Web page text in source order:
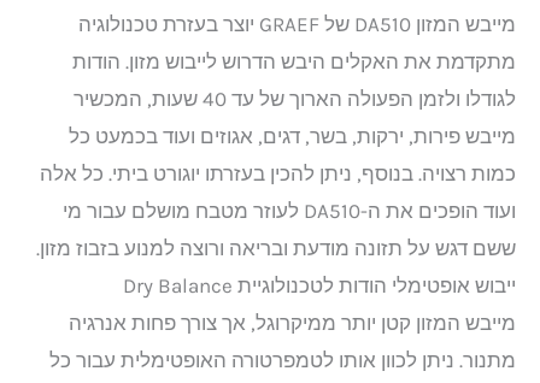
מייבש המזון DA510 של GRAEF יוצר בעזרת טכנולוגיה
מתקדמת את האקלים היבש הדרוש לייבוש מזון. הודות
לגודלו ולזמן הפעולה הארוך של עד 40 שעות, המכשיר
מייבש פירות, ירקות, בשר, דגים, אגוזים ועוד בכמעט כל
כמות רצויה. בנוסף, ניתן להכין בעזרתו יוגורט ביתי. כל אלה
ועוד הופכים את ה-DA510 לעוזר מטבח מושלם עבור מי
ששם דגש על תזונה מודעת ובריאה ורוצה למנוע בזבוז מזון.
ייבוש אופטימלי הודות לטכנולוגיית Dry Balance
מייבש המזון קטן יותר ממיקרוגל, אך צורך פחות אנרגיה
מתנור. ניתן לכוון אותו לטמפרטורה האופטימלית עבור כל